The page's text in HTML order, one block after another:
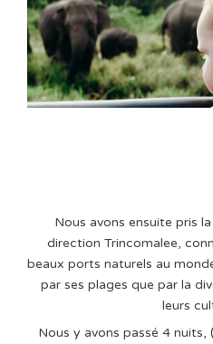
Nous avons ensuite pris
direction Trincomalee,
beaux ports naturels au
par ses plages que par la
leurs
Nous y avons passé 4 nuits,